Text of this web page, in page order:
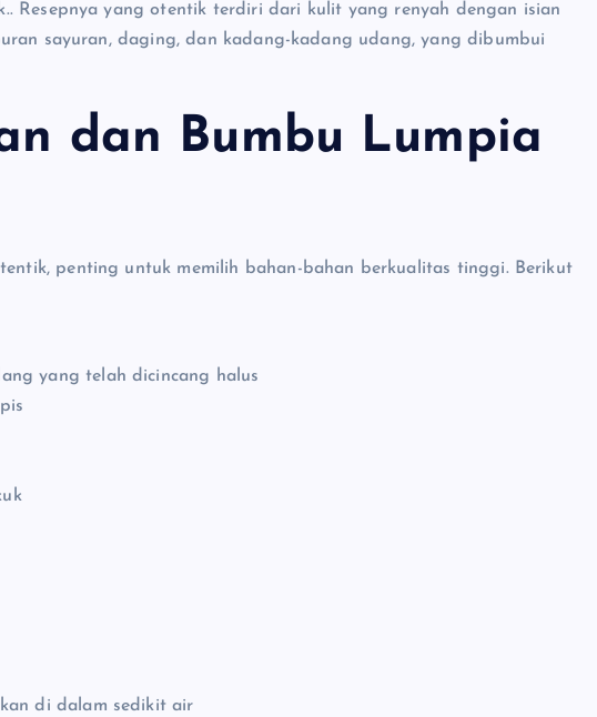
Resepnya yang otentik terdiri dari kulit yang renyah dengan isian
sayuran, daging, dan kadang-kadang udang, yang dibumbui
dan Bumbu Lumpia
penting untuk memilih bahan-bahan berkualitas tinggi. Berikut
yang telah dicincang halus
di dalam sedikit air